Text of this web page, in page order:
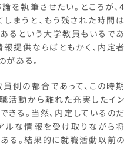
を執筆させたい。ところが、4
まうと、もう残された時間は
るという大学教員もいるであ
提供ならばともかく、内定者
がある。
側の都合であって、この時期
活動から離れた充実したイン
きる。当然、内定しているのだ
ルな情報を受け取りながら将
る。結果的に就職活動以前の